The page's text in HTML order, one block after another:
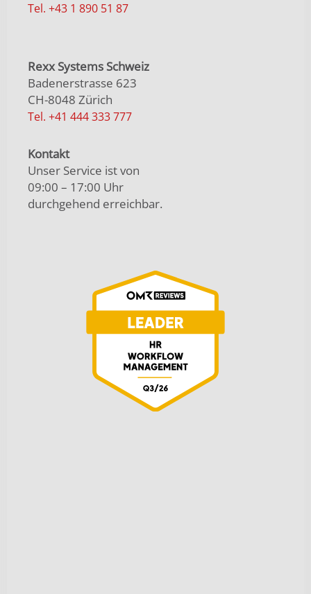
Tel. +43 1 890 51 87
Rexx Systems Schweiz
Badenerstrasse 623
CH-8048 Zürich
Tel. +41 444 333 777
Kontakt
Unser Service ist von
09:00 – 17:00 Uhr
durchgehend erreichbar.